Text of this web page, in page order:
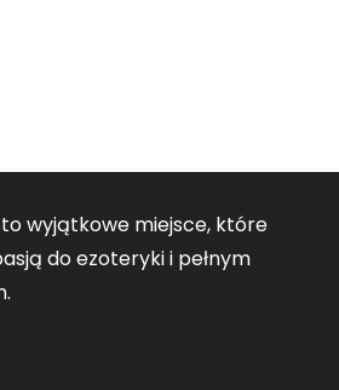
to wyjątkowe miejsce, które
do ezoteryki i pełnym